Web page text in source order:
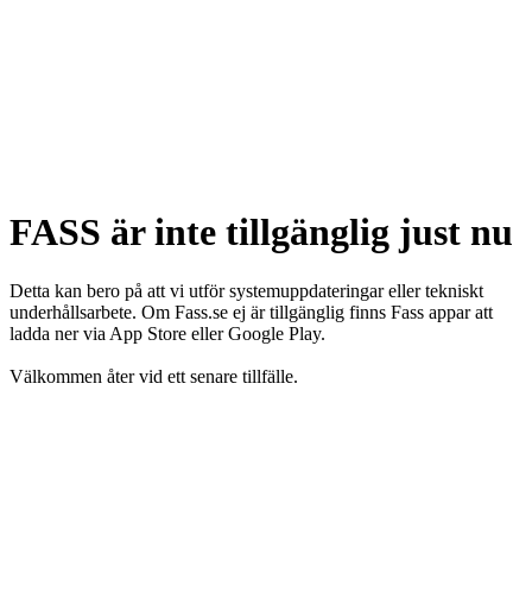
FASS är inte tillgänglig just nu
Detta kan bero på att vi utför systemuppdateringar eller tekniskt
underhållsarbete. Om Fass.se ej är tillgänglig finns Fass appar att
ladda ner via App Store eller Google Play.
Välkommen åter vid ett senare tillfälle.